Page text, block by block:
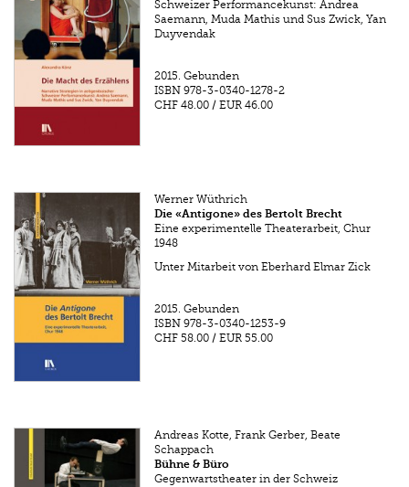
Schweizer Performancekunst: Andrea
Saemann, Muda Mathis und Sus Zwick, Yan
Duyvendak
2015. Gebunden
ISBN 978-3-0340-1278-2
CHF 48.00 /EUR 46.00
Werner Wüthrich
Die «Antigone» des Bertolt Brecht
Eine experimentelle Theaterarbeit, Chur
1948
Unter Mitarbeit von Eberhard Elmar Zick
2015. Gebunden
ISBN 978-3-0340-1253-9
CHF 58.00 /EUR 55.00
Andreas Kotte, Frank Gerber, Beate
Schappach
Bühne & Büro
Gegenwartstheater in der Schweiz